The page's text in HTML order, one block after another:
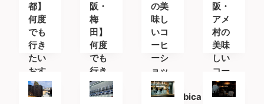
都】
何度
でも
行き
たい
おす
すめ
カフ
阪・
梅
田】
何度
でも
行き
たい
おす
の美
味し
いコ
ーヒ
ーシ
ョッ
プ
「%Arabica
阪・
アメ
村の
美味
しい
コー
ヒー
が飲